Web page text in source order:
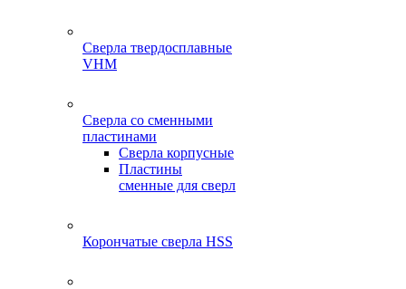
Сверла твердосплавные
VHM
Сверла со сменными
пластинами
Сверла корпусные
Пластины
сменные для сверл
Корончатые сверла HSS